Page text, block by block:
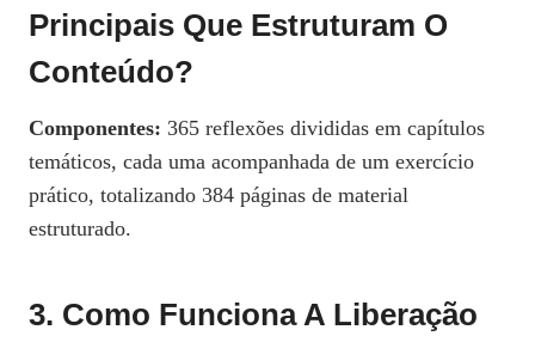
Principais Que Estruturam O
Conteúdo?
Componentes: 365 reflexões divididas em capítulos
temáticos, cada uma acompanhada de um exercício
prático, totalizando 384 páginas de material
estruturado.
3. Como Funciona A Liberação